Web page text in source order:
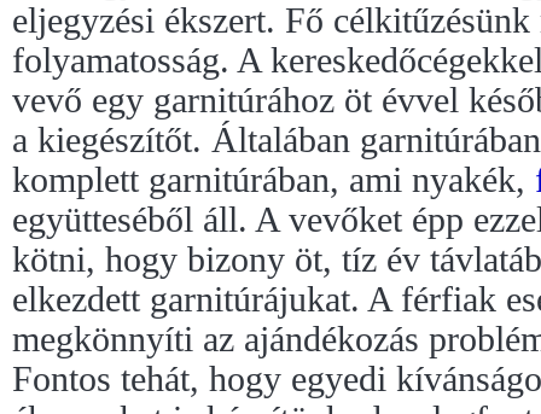
eljegyzési ékszert. Fő célkitűzésünk
folyamatosság. A
vevő egy garnitúrához öt évvel
a kiegészítőt. Általában
komplett garnitúrában, ami nyakék,
együtteséből áll. A vevőket épp
kötni, hogy bizony öt, tíz év
elkezdett garnitúrájukat. A férfiak
megkönnyíti az ajándékozás
Fontos tehát, hogy egyedi